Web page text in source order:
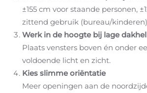
±155 cm voor staande personen,
zittend gebruik (bureau/
Werk in de hoogte bij lage
Plaats vensters boven én onder
voldoende licht en zicht.
Kies slimme oriëntatie
Meer openingen aan de